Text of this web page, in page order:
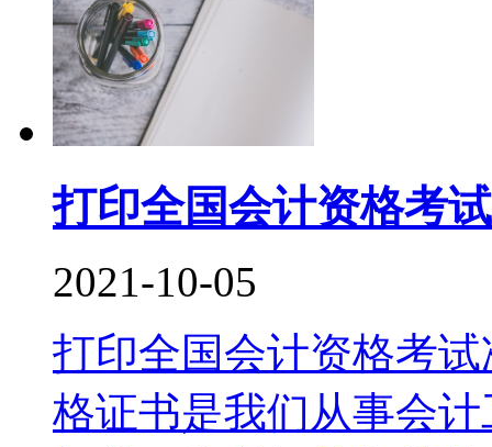
打印全国会计资格考
2021-10-05
打印全国会计资格考
格证书是我们从事会